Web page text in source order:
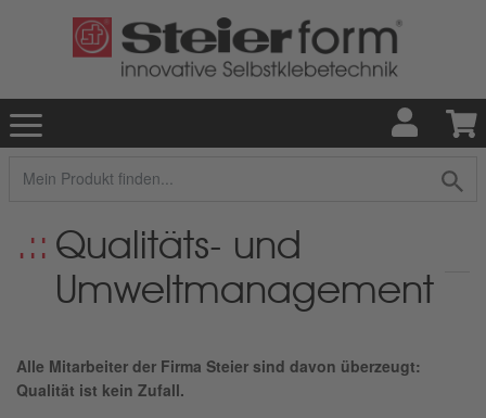
Qualitäts- und
Umweltmanagement
Alle Mitarbeiter der Firma Steier sind davon überzeugt:
Qualität ist kein Zufall.